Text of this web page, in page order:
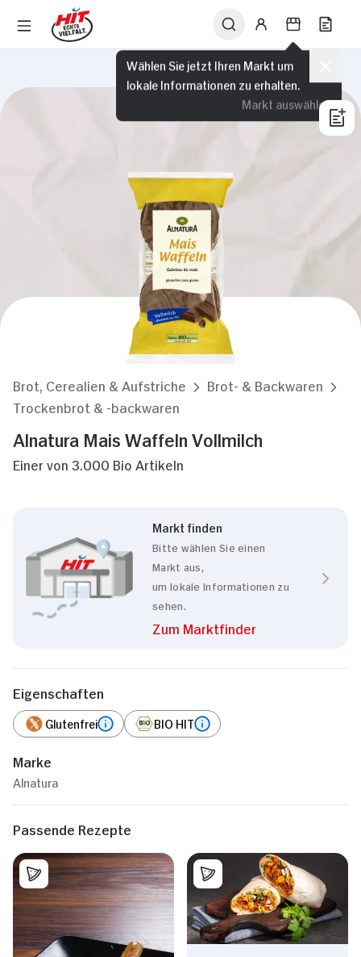
Wählen Sie jetzt Ihren Markt um
lokale Informationen zu erhalten.
Markt auswählen
Brot, Cerealien & Aufstriche
Brot- & Backwaren
Trockenbrot & -backwaren
Alnatura Mais Waffeln Vollmilch
Einer von 3.000 Bio Artikeln
Markt finden
Bitte wählen Sie einen
Markt aus,
um lokale Informationen zu
sehen.
Zum Marktfinder
Eigenschaften
Glutenfrei BIO HIT
Marke
Alnatura
Passende Rezepte